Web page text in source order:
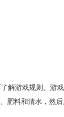
解游戏规则。游
肥料和清水，然